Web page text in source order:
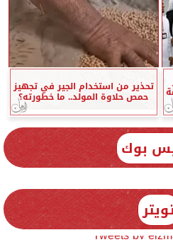
تحذير من استخدام الجير في تجهيز
حمص حلاوة المولد.. ما خطورته؟
بوك
Tweets by